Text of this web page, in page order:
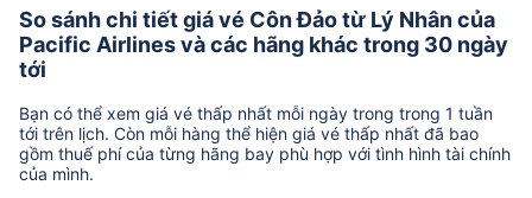
So sánh chi tiết giá vé Côn Đảo từ Lý Nhân của
Pacific Airlines và các hãng khác trong 30 ngày
tới
Bạn có thể xem giá vé thấp nhất mỗi ngày trong trong 1 tuần
tới trên lịch. Còn mỗi hàng thể hiện giá vé thấp nhất đã bao
gồm thuế phí của từng hãng bay phù hợp với tình hình tài chính
của mình.